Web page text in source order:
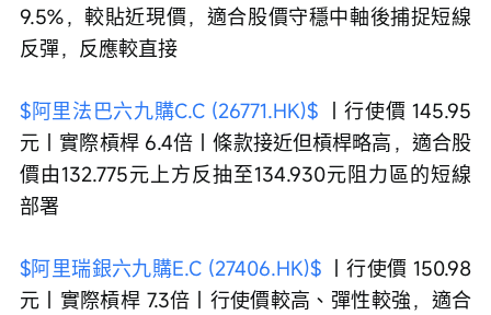
9.5%，較貼近現價，適合股價守穩中軸後捕捉短線
反彈，反應較直接
$阿里法巴六九購C.C (26771.HK)$ ｜行使價 145.95
元｜實際槓桿 6.4倍｜條款接近但槓桿略高，適合股
價由132.775元上方反抽至134.930元阻力區的短線
部署
$阿里瑞銀六九購E.C (27406.HK)$ ｜行使價 150.98
元｜實際槓桿 7.3倍｜行使價較高、彈性較強，適合